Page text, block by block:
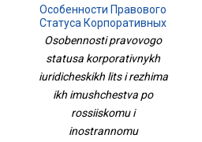
Особенности Правового
Статуса Корпоративных
Юридических Лиц И
Режима Их Имущества
По Российскому И
Иностранному
Законодательству.
Монография.-М.:Просп
Osobennosti pravovogo
statusa korporativnykh
iuridicheskikh lits i rezhima
ikh imushchestva po
rossiiskomu i
inostrannomu